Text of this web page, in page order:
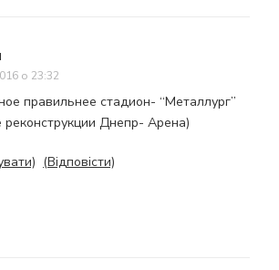
о 23:32
правильнее стадион- “Металлург”
реконструкции Днепр- Арена)
(Відповісти)